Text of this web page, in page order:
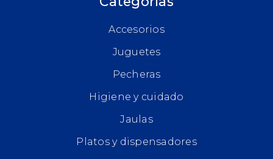
Accesorios
Juguetes
Pecheras
Higiene y cuidado
Jaulas
Platos y dispensadores